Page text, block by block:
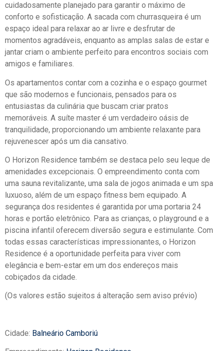
cuidadosamente planejado para garantir o máximo de
conforto e sofisticação. A sacada com churrasqueira é um
espaço ideal para relaxar ao ar livre e desfrutar de
momentos agradáveis, enquanto as amplas salas de estar e
jantar criam o ambiente perfeito para encontros sociais com
amigos e familiares.
Os apartamentos contar com a cozinha e o espaço gourmet
que são modernos e funcionais, pensados para os
entusiastas da culinária que buscam criar pratos
memoráveis. A suíte master é um verdadeiro oásis de
tranquilidade, proporcionando um ambiente relaxante para
rejuvenescer após um dia cansativo.
O Horizon Residence também se destaca pelo seu leque de
amenidades excepcionais. O empreendimento conta com
uma sauna revitalizante, uma sala de jogos animada e um spa
luxuoso, além de um espaço fitness bem equipado. A
segurança dos residentes é garantida por uma portaria 24
horas e portão eletrônico. Para as crianças, o playground e a
piscina infantil oferecem diversão segura e estimulante. Com
todas essas características impressionantes, o Horizon
Residence é a oportunidade perfeita para viver com
elegância e bem-estar em um dos endereços mais
cobiçados da cidade.
(Os valores estão sujeitos á alteração sem aviso prévio)
Cidade: Balneário Camboriú